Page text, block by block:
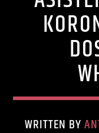
WRITTEN BY